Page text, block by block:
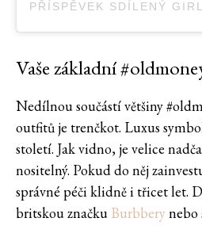
Vaše základní
Nedílnou součástí většiny
outfitů je trenčkot. Luxus
století. Jak vidno, je velice
nositelný. Pokud do něj
správné péči klidně i třicet let.
britskou značku Burbberynebo